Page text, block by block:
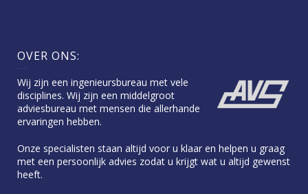
OVER ONS:
Wij zijn een ingenieursbureau met vele
disciplines. Wij zijn een middelgroot
adviesbureau met mensen die allerhande
ervaringen hebben.
Onze specialisten staan altijd voor u klaar en helpen u graag
met een persoonlijk advies zodat u krijgt wat u altijd gewenst
heeft.